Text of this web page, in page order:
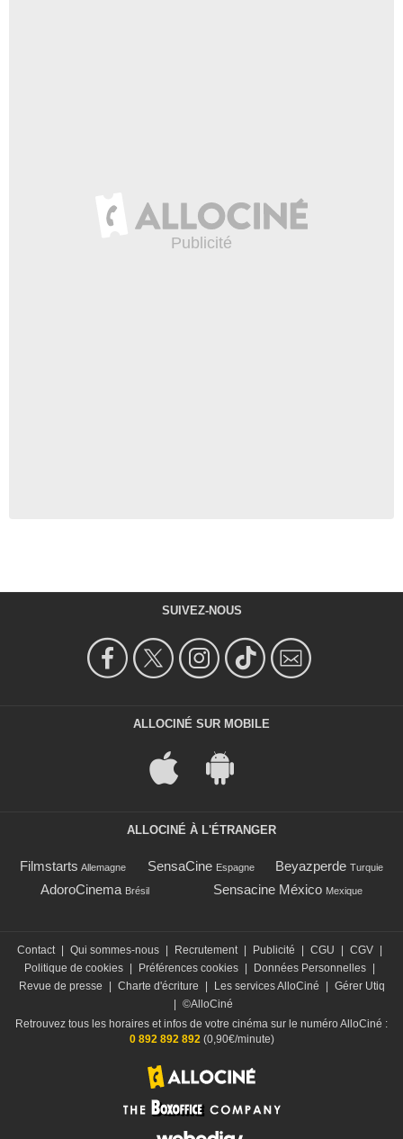
SUIVEZ-NOUS
ALLOCINÉ SUR MOBILE
ALLOCINÉ À L'ÉTRANGER
Filmstarts Allemagne SensaCine Espagne Beyazperde Turquie
AdoroCinema Brésil Sensacine México Mexique
Contact Qui sommes-nous Recrutement Publicité CGU CGV
Politique de cookies
Préférences cookies Données Personnelles
Revue de presse
Charte d'écriture Les services AlloCiné
Gérer Utiq
©AlloCiné
Retrouvez tous les horaires et infos de votre cinéma sur le numéro AlloCiné :
0 892 892 892(0,90€/minute)